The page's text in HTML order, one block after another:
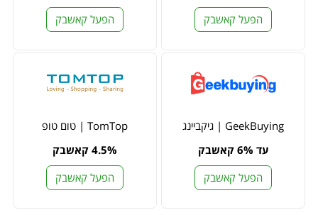
הפעל קאשבק
הפעל קאשבק
GeekBuying | גיקביינג
עד 6% קאשבק
הפעל קאשבק
TomTop | טום טופ
4.5% קאשבק
הפעל קאשבק